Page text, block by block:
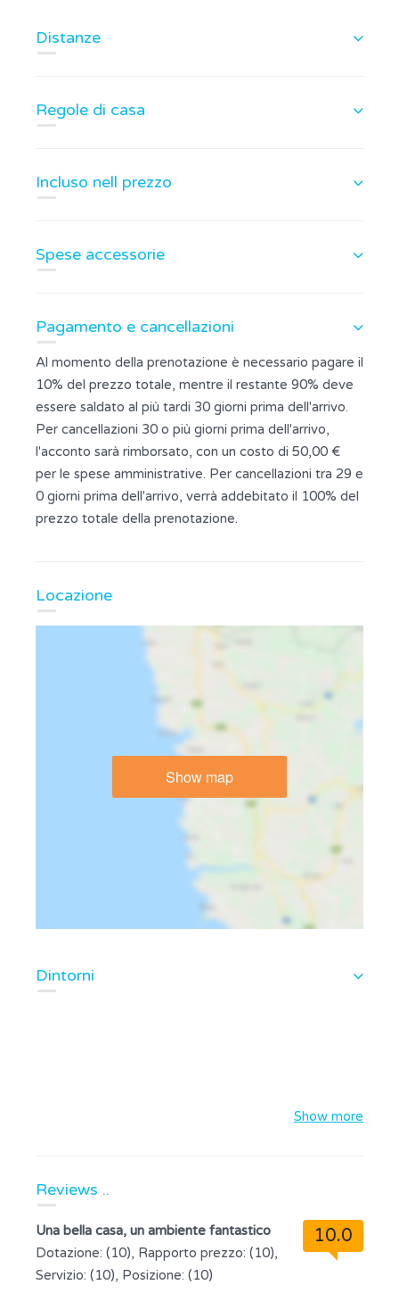
Distanze
Regole di casa
Incluso nell prezzo
Spese accessorie
Pagamento e cancellazioni
Al momento della prenotazione è necessario pagare il
10% del prezzo totale, mentre il restante 90% deve
essere saldato al più tardi 30 giorni prima dell'arrivo.
Per cancellazioni 30 o più giorni prima dell'arrivo,
l'acconto sarà rimborsato, con un costo di 50,00 €
per le spese amministrative. Per cancellazioni tra 29 e
0 giorni prima dell'arrivo, verrà addebitato il 100% del
prezzo totale della prenotazione.
Locazione
Show map
Dintorni
Show more
Reviews ..
10.0
Una bella casa, un ambiente fantastico
Dotazione: (10), Rapporto prezzo: (10),
Servizio: (10), Posizione: (10)